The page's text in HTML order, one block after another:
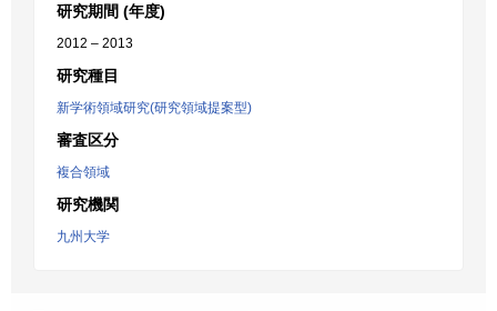
研究期間 (年度)
2012 – 2013
研究種目
新学術領域研究(研究領域提案型)
審査区分
複合領域
研究機関
九州大学